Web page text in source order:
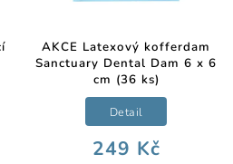
AKCE Latexový kofferdam
Sanctuary Dental Dam 6 x 6
cm (36 ks)
249 Kč
Detail